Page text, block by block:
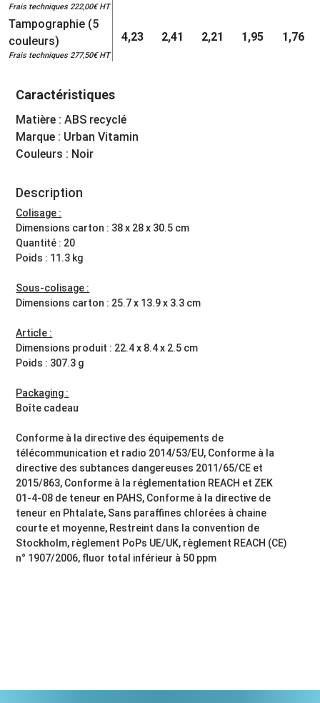
Frais techniques 222,00€ HT
Tampographie (5
couleurs)
Frais techniques 277,50€ HT
4,23 2,41 2,21 1,95 1,76
Caractéristiques
Matière : ABS recyclé
Marque : Urban Vitamin
Couleurs : Noir
Description
Colisage :
Dimensions carton : 38 x 28 x 30.5 cm
Quantité : 20
Poids : 11.3 kg
Sous-colisage :
Dimensions carton : 25.7 x 13.9 x 3.3 cm
Article :
Dimensions produit : 22.4 x 8.4 x 2.5 cm
Poids : 307.3 g
Packaging :
Boîte cadeau
Conforme à la directive des équipements de
télécommunication et radio 2014/53/EU, Conforme à la
directive des subtances dangereuses 2011/65/CE et
2015/863, Conforme à la réglementation REACH et ZEK
01-4-08 de teneur en PAHS, Conforme à la directive de
teneur en Phtalate, Sans paraffines chlorées à chaine
courte et moyenne, Restreint dans la convention de
Stockholm, règlement PoPs UE/UK, règlement REACH (CE)
n° 1907/2006, fluor total inférieur à 50 ppm